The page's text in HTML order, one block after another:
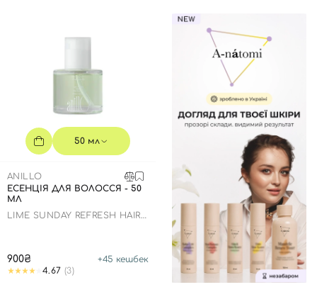
50 мл
ANILLO
ЕСЕНЦІЯ ДЛЯ ВОЛОССЯ - 50
МЛ
LIME SUNDAY REFRESH HAIR
900₴ +45 кешбек
4.67 (3)